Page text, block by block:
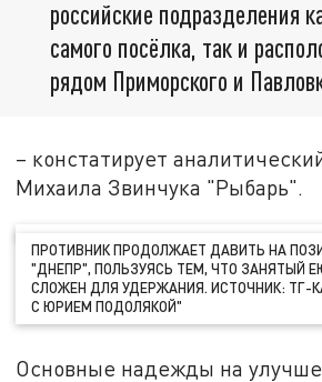
российские подразделения
самого посёлка, так и
рядом Приморского и
– констатирует
Михаила Звинчука "Рыбарь".
ПРОТИВНИК ПРОДОЛЖАЕТ ДАВИТЬ НА
"ДНЕПР", ПОЛЬЗУЯСЬ ТЕМ, ЧТО ЗАНЯТЫЙ
СЛОЖЕН ДЛЯ УДЕРЖАНИЯ. ИСТОЧНИК: ТГ-
С ЮРИЕМ ПОДОЛЯКОЙ"
Основные надежды на